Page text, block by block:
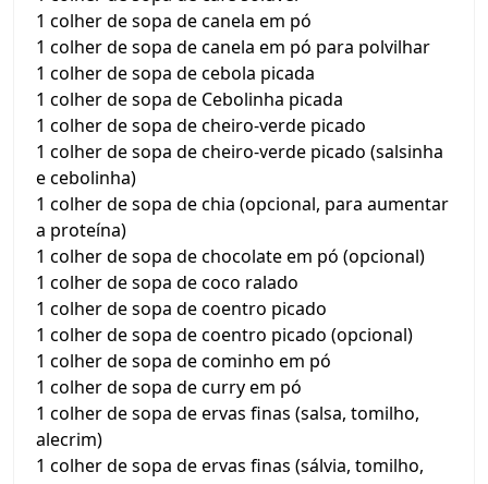
1 colher de sopa de canela em pó
1 colher de sopa de canela em pó para polvilhar
1 colher de sopa de cebola picada
1 colher de sopa de Cebolinha picada
1 colher de sopa de cheiro-verde picado
1 colher de sopa de cheiro-verde picado (salsinha
e cebolinha)
1 colher de sopa de chia (opcional, para aumentar
a proteína)
1 colher de sopa de chocolate em pó (opcional)
1 colher de sopa de coco ralado
1 colher de sopa de coentro picado
1 colher de sopa de coentro picado (opcional)
1 colher de sopa de cominho em pó
1 colher de sopa de curry em pó
1 colher de sopa de ervas finas (salsa, tomilho,
alecrim)
1 colher de sopa de ervas finas (sálvia, tomilho,